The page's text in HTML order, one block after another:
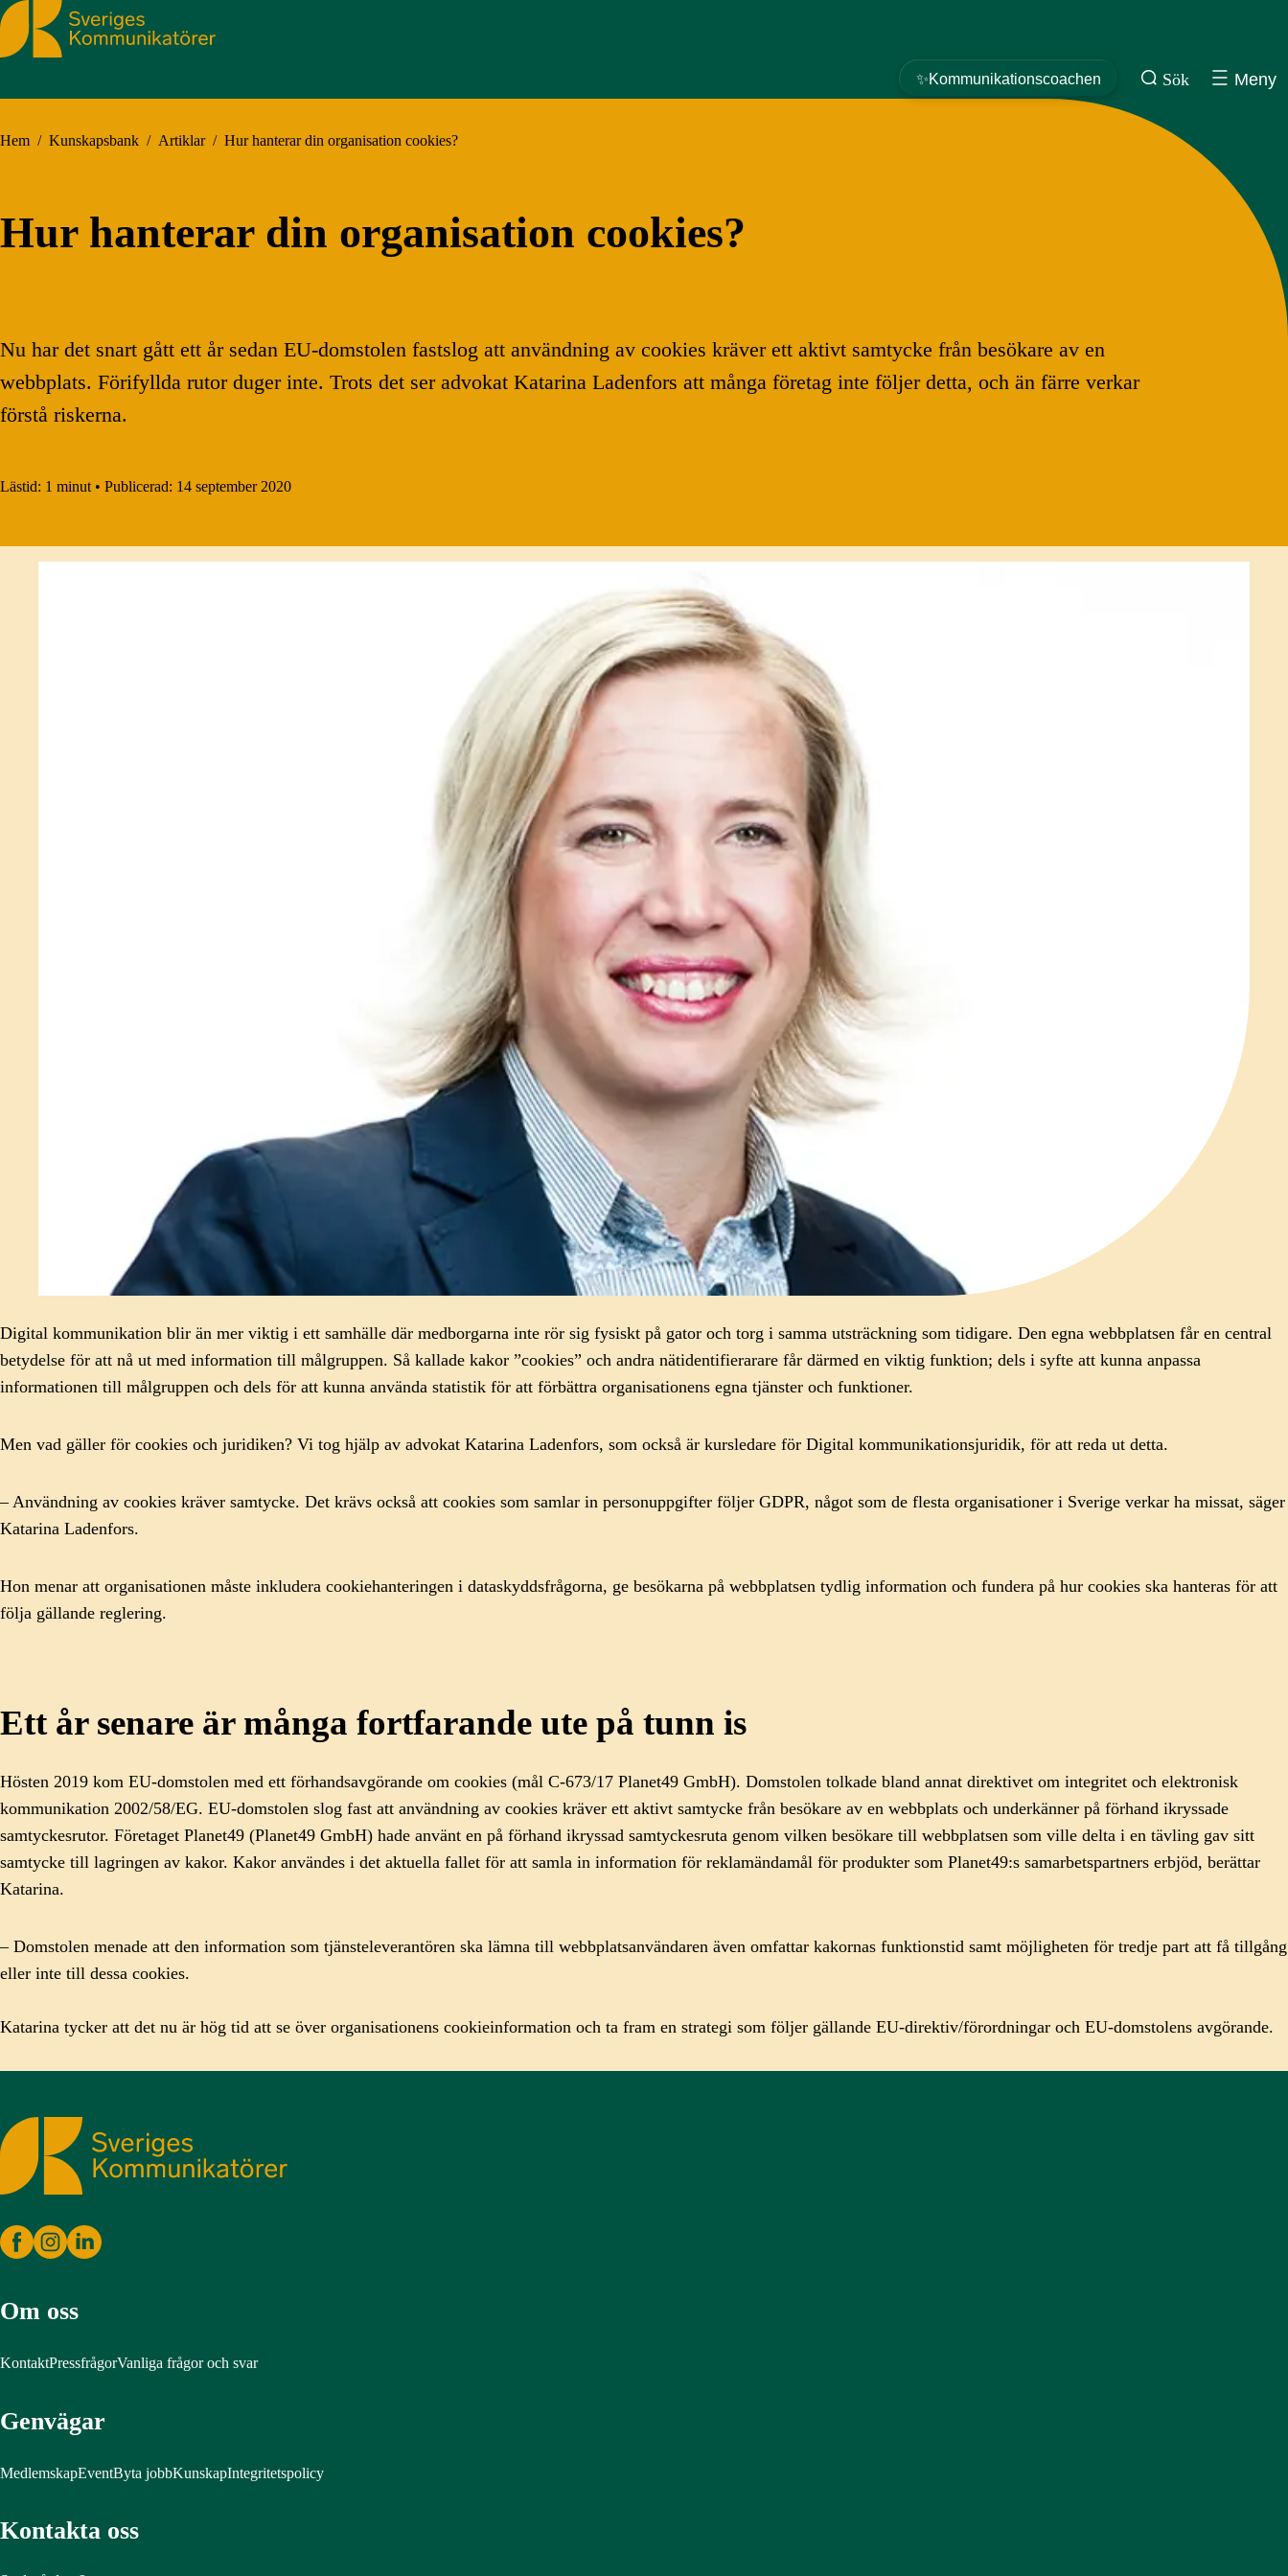
Sveriges Kommunikatörer
✨Kommunikationscoachen Sök Meny
Hem / Kunskapsbank / Artiklar / Hur hanterar din organisation cookies?
Hur hanterar din organisation cookies?
Nu har det snart gått ett år sedan EU-domstolen fastslog att användning av cookies kräver ett aktivt samtycke från besökare av en
webbplats. Förifyllda rutor duger inte. Trots det ser advokat Katarina Ladenfors att många företag inte följer detta, och än färre verkar
förstå riskerna.
Lästid: 1 minut • Publicerad: 14 september 2020
Digital kommunikation blir än mer viktig i ett samhälle där medborgarna inte rör sig fysiskt på gator och torg i samma utsträckning som tidigare. Den egna webbplatsen får en central
betydelse för att nå ut med information till målgruppen. Så kallade kakor ”cookies” och andra nätidentifierarare får därmed en viktig funktion; dels i syfte att kunna anpassa
informationen till målgruppen och dels för att kunna använda statistik för att förbättra organisationens egna tjänster och funktioner.
Men vad gäller för cookies och juridiken? Vi tog hjälp av advokat Katarina Ladenfors, som också är kursledare för Digital kommunikationsjuridik, för att reda ut detta.
– Användning av cookies kräver samtycke. Det krävs också att cookies som samlar in personuppgifter följer GDPR, något som de flesta organisationer i Sverige verkar ha missat, säger
Katarina Ladenfors.
Hon menar att organisationen måste inkludera cookiehanteringen i dataskyddsfrågorna, ge besökarna på webbplatsen tydlig information och fundera på hur cookies ska hanteras för att
följa gällande reglering.
Ett år senare är många fortfarande ute på tunn is
Hösten 2019 kom EU-domstolen med ett förhandsavgörande om cookies (mål C-673/17 Planet49 GmbH). Domstolen tolkade bland annat direktivet om integritet och elektronisk
kommunikation 2002/58/EG. EU-domstolen slog fast att användning av cookies kräver ett aktivt samtycke från besökare av en webbplats och underkänner på förhand ikryssade
samtyckesrutor. Företaget Planet49 (Planet49 GmbH) hade använt en på förhand ikryssad samtyckesruta genom vilken besökare till webbplatsen som ville delta i en tävling gav sitt
samtycke till lagringen av kakor. Kakor användes i det aktuella fallet för att samla in information för reklamändamål för produkter som Planet49:s samarbetspartners erbjöd, berättar
Katarina.
– Domstolen menade att den information som tjänsteleverantören ska lämna till webbplatsanvändaren även omfattar kakornas funktionstid samt möjligheten för tredje part att få tillgång
eller inte till dessa cookies.
Katarina tycker att det nu är hög tid att se över organisationens cookieinformation och ta fram en strategi som följer gällande EU-direktiv/förordningar och EU-domstolens avgörande.
Sveriges Kommunikatörer
Om oss
KontaktPressfrågorVanliga frågor och svar
Genvägar
MedlemskapEventByta jobbKunskapIntegritetspolicy
Kontakta oss